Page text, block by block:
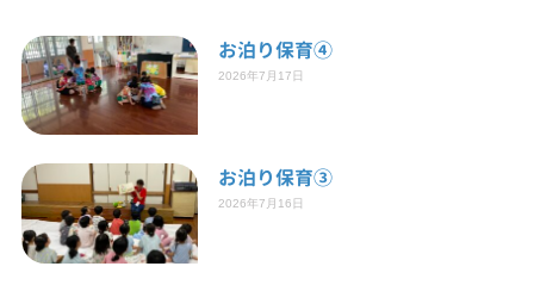
お泊り保育④
2026年7月17日
お泊り保育③
2026年7月16日